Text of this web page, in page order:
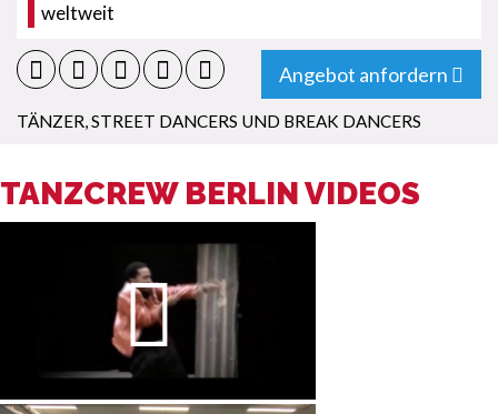
weltweit
Angebot anfordern
TÄNZER,STREET DANCERS UND BREAK DANCERS
TANZCREW BERLIN VIDEOS